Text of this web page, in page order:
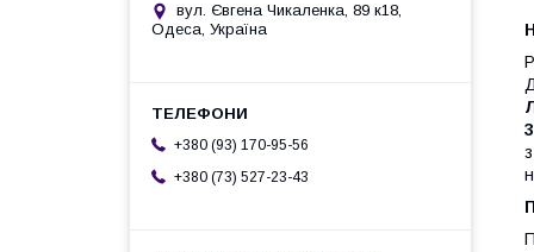
з
вул. Євгена Чикаленка, 89 к18,
Одеса, Україна
+380 (93) 170-95-56
+380 (73) 527-23-43